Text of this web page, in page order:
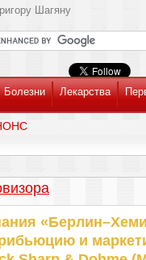
Шагяну
Болезни Лекарства
и